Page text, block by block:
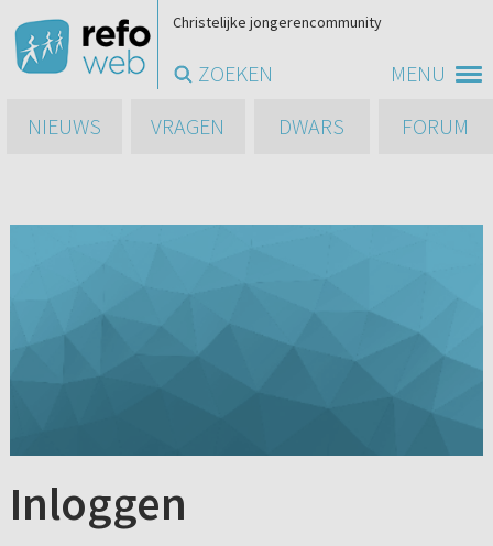
MENU
Christelijke jongerencommunity
ZOEKEN
NIEUWS
VRAGEN DWARS FORUM
Inloggen